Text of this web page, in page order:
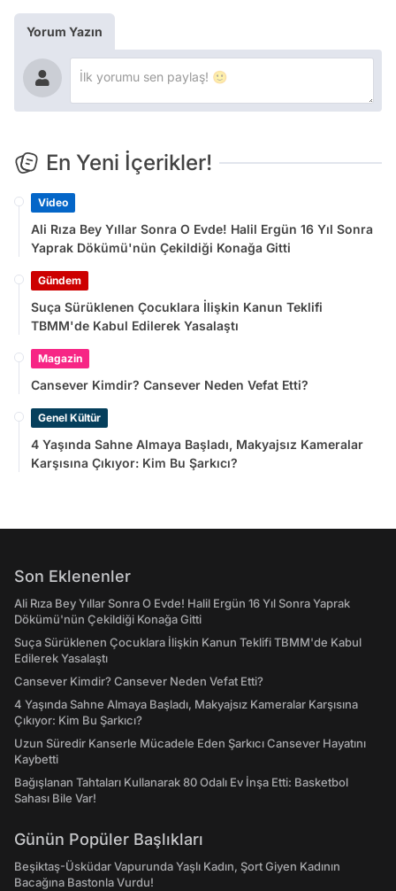
Yorum Yazın
En Yeni İçerikler!
Video
Ali Rıza Bey Yıllar Sonra O Evde! Halil Ergün 16 Yıl Sonra
Yaprak Dökümü'nün Çekildiği Konağa Gitti
Gündem
Suça Sürüklenen Çocuklara İlişkin Kanun Teklifi
TBMM'de Kabul Edilerek Yasalaştı
Magazin
Cansever Kimdir? Cansever Neden Vefat Etti?
Genel Kültür
4 Yaşında Sahne Almaya Başladı, Makyajsız Kameralar
Karşısına Çıkıyor: Kim Bu Şarkıcı?
Son Eklenenler
Ali Rıza Bey Yıllar Sonra O Evde! Halil Ergün 16 Yıl Sonra Yaprak
Dökümü'nün Çekildiği Konağa Gitti
Suça Sürüklenen Çocuklara İlişkin Kanun Teklifi TBMM'de Kabul
Edilerek Yasalaştı
Cansever Kimdir? Cansever Neden Vefat Etti?
4 Yaşında Sahne Almaya Başladı, Makyajsız Kameralar Karşısına
Çıkıyor: Kim Bu Şarkıcı?
Uzun Süredir Kanserle Mücadele Eden Şarkıcı Cansever Hayatını
Kaybetti
Bağışlanan Tahtaları Kullanarak 80 Odalı Ev İnşa Etti: Basketbol
Sahası Bile Var!
Günün Popüler Başlıkları
Beşiktaş-Üsküdar Vapurunda Yaşlı Kadın, Şort Giyen Kadının
Bacağına Bastonla Vurdu!